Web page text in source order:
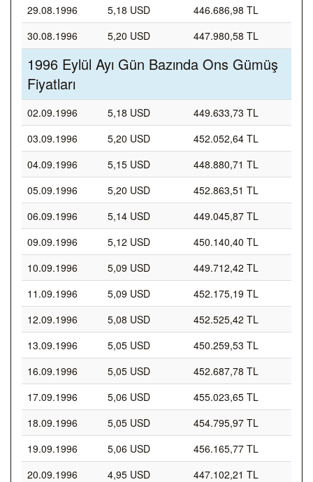
29.08.1996
5,18 USD
446.686,98 TL
30.08.1996
5,20 USD 447.980,58 TL
1996 Eylül Ayı Gün Bazında Ons Gümüş
Fiyatları
02.09.1996 5,18 USD
449.633,73 TL
03.09.1996
5,20 USD
452.052,64 TL
04.09.1996
5,15 USD
448.880,71 TL
05.09.1996
5,20 USD
452.863,51 TL
06.09.1996
5,14 USD
449.045,87 TL
09.09.1996
5,12 USD
450.140,40 TL
10.09.1996
5,09 USD
449.712,42 TL
11.09.1996
5,09 USD
452.175,19 TL
12.09.1996
5,08 USD
452.525,42 TL
13.09.1996
5,05 USD
450.259,53 TL
16.09.1996
5,05 USD
452.687,78 TL
17.09.1996
5,06 USD
455.023,65 TL
18.09.1996
5,05 USD
454.795,97 TL
19.09.1996
5,06 USD
456.165,77 TL
20.09.1996
4,95 USD
447.102,21 TL